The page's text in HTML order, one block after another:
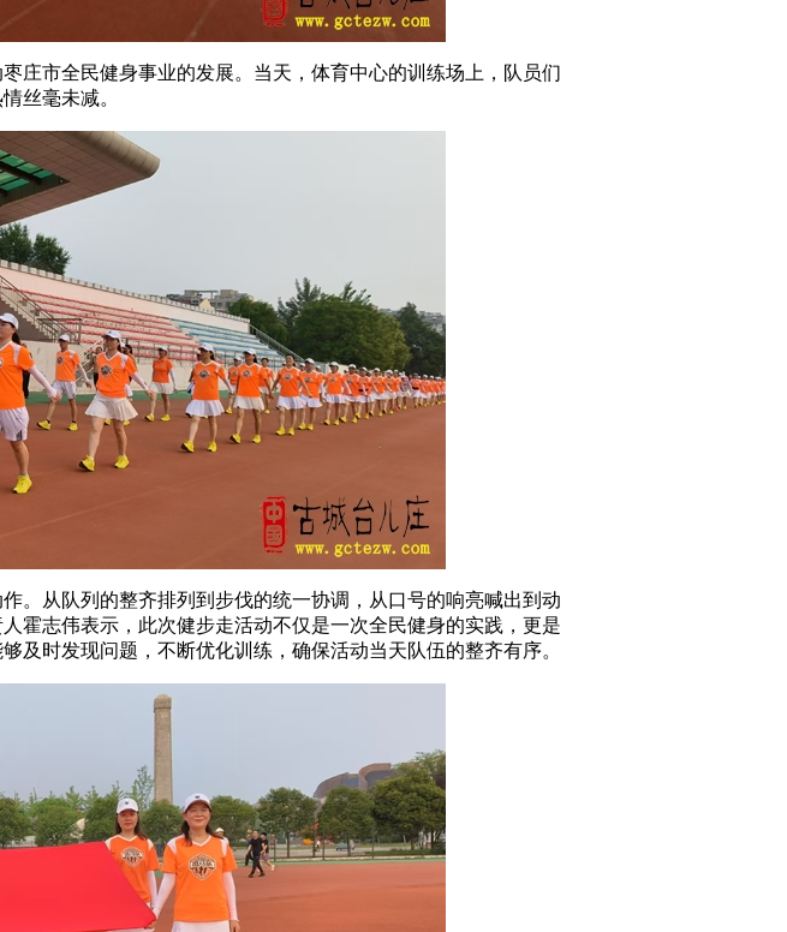
庄市全民健身事业的发展。当天，体育中心的训练场上，队员们
丝毫未减。
。从队列的整齐排列到步伐的统一协调，从口号的响亮喊出到动
霍志伟表示，此次健步走活动不仅是一次全民健身的实践，更是
及时发现问题，不断优化训练，确保活动当天队伍的整齐有序。